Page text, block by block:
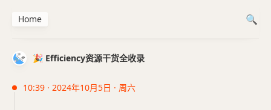
🎉 Efficiency资源干货全收录
10:39 · 2024年10月5日 · 周六
Home